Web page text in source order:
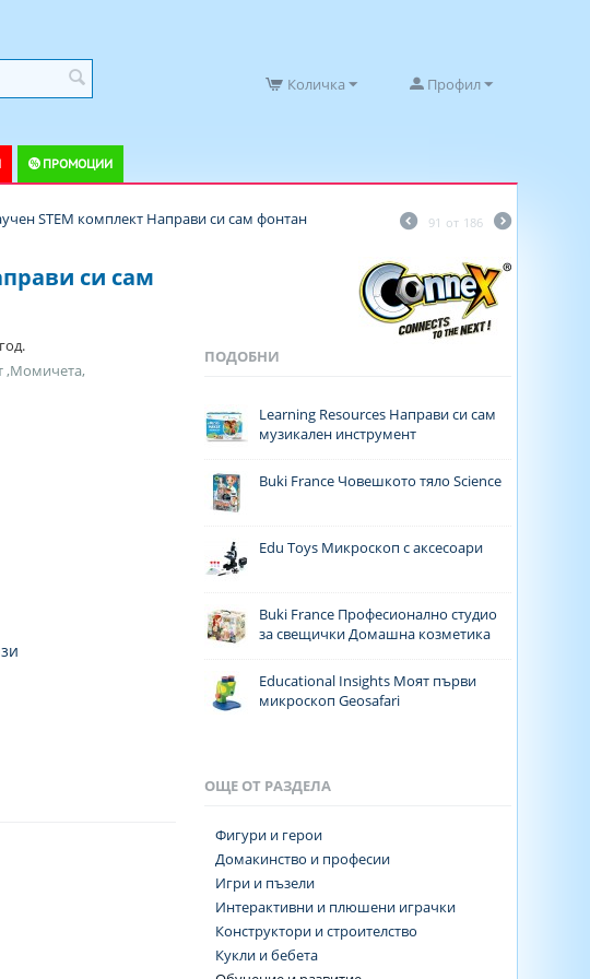
Профил
Количка
ПРОМОЦИИ
STEM комплект Направи си сам фонтан 91 от 186
си сам
,Момичета,
ПОДОБНИ
Learning Resources Направи си сам
музикален инструмент
Buki France Човешкото тяло Science
Edu Toys Микроскоп с аксесоари
Buki France Професионално студио
за свещички Домашна козметика
Educational Insights Моят първи
микроскоп Geosafari
ОЩЕ ОТ РАЗДЕЛА
Фигури и герои
Домакинство и професии
Игри и пъзели
Интерактивни и плюшени играчки
Конструктори и строителство
Кукли и бебета